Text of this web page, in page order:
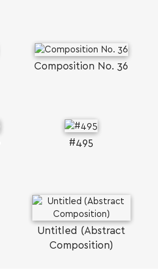
Composition No. 36
#495
Untitled (Abstract
Composition)